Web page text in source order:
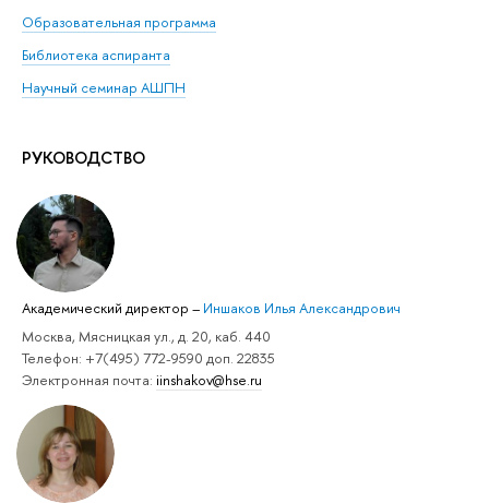
Образовательная программа
Библиотека аспиранта
Научный семинар АШПН
РУКОВОДСТВО
Академический директор – Иншаков Илья Александрович
Москва, Мясницкая ул., д. 20, каб. 440
Телефон: +7(495) 772-9590 доп. 22835
Электронная почта: iinshakov@hse.ru